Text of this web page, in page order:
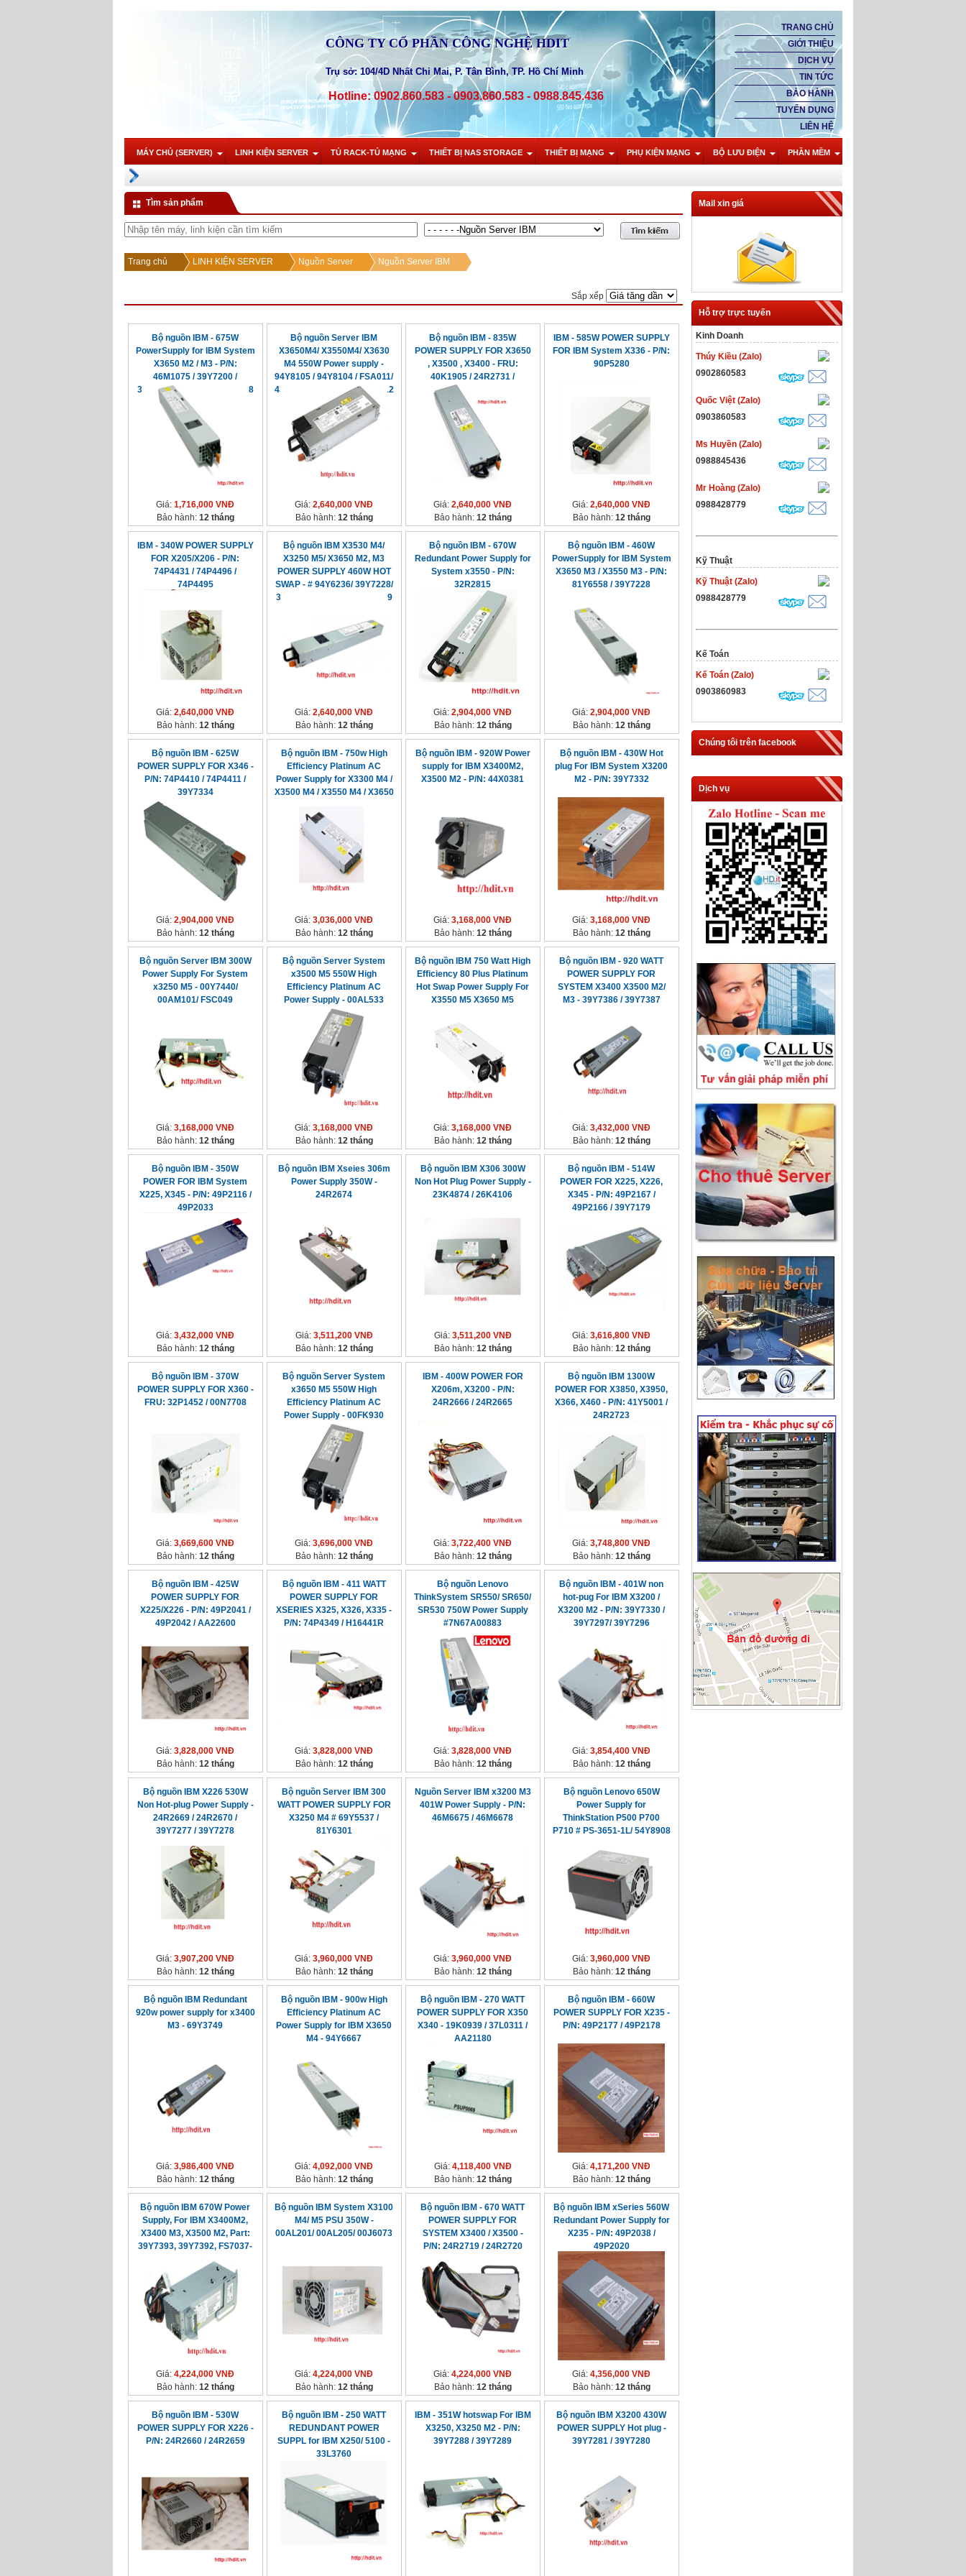
CÔNG TY CỔ PHẦN CÔNG NGHỆ HDIT
Trụ sở: 104/4D Nhất Chi Mai, P. Tân Bình, TP. Hồ Chí Minh
Hotline: 0902.860.583 - 0903.860.583 - 0988.845.436
TRANG CHỦ
GIỚI THIỆU
DỊCH VỤ
TIN TỨC
BẢO HÀNH
TUYỂN DỤNG
LIÊN HỆ
MÁY CHỦ (SERVER) LINH KIỆN SERVER TỦ RACK-TỦ MẠNG THIẾT BỊ NAS STORAGE THIẾT BỊ MẠNG PHỤ KIỆN MẠNG BỘ LƯU ĐIỆN PHẦN MỀM
Tìm sản phẩm
Trang chủ LINH KIỆN SERVER Nguồn Server Nguồn Server IBM
Sắp xếp
Bộ nguồn IBM - 675W
PowerSupply for IBM System
X3650 M2 / M3 - P/N:
46M1075 / 39Y7200 /
39Y7201/ 39Y7216/ 39Y7218
Giá: 1,716,000 VNĐ
Bảo hành: 12 tháng
Bộ nguồn Server IBM
X3650M4/ X3550M4/ X3630
M4 550W Power supply -
94Y8105 / 94Y8104 / FSA011/
43X3312 / 43X3311 / 94Y8112
Giá: 2,640,000 VNĐ
Bảo hành: 12 tháng
Bộ nguồn IBM - 835W
POWER SUPPLY FOR X3650
, X3500 , X3400 - FRU:
40K1905 / 24R2731 /
24R2730
Giá: 2,640,000 VNĐ
Bảo hành: 12 tháng
IBM - 585W POWER SUPPLY
FOR IBM System X336 - P/N:
90P5280
Giá: 2,640,000 VNĐ
Bảo hành: 12 tháng
IBM - 340W POWER SUPPLY
FOR X205/X206 - P/N:
74P4431 / 74P4496 /
74P4495
Giá: 2,640,000 VNĐ
Bảo hành: 12 tháng
Bộ nguồn IBM X3530 M4/
X3250 M5/ X3650 M2, M3
POWER SUPPLY 460W HOT
SWAP - # 94Y6236/ 39Y7228/
39Y7229/ 69Y5938/ 69Y5939
Giá: 2,640,000 VNĐ
Bảo hành: 12 tháng
Bộ nguồn IBM - 670W
Redundant Power Supply for
System x3550 - P/N:
32R2815
Giá: 2,904,000 VNĐ
Bảo hành: 12 tháng
Bộ nguồn IBM - 460W
PowerSupply for IBM System
X3650 M3 / X3550 M3 - P/N:
81Y6558 / 39Y7228
Giá: 2,904,000 VNĐ
Bảo hành: 12 tháng
Bộ nguồn IBM - 625W
POWER SUPPLY FOR X346 -
P/N: 74P4410 / 74P4411 /
39Y7334
Giá: 2,904,000 VNĐ
Bảo hành: 12 tháng
Bộ nguồn IBM - 750w High
Efficiency Platinum AC
Power Supply for X3300 M4 /
X3500 M4 / X3550 M4 / X3650
94Y8071 / 94Y8194 /
94Y8309 / 7001605-J002
Giá: 3,036,000 VNĐ
Bảo hành: 12 tháng
Bộ nguồn IBM - 920W Power
supply for IBM X3400M2,
X3500 M2 - P/N: 44X0381
Giá: 3,168,000 VNĐ
Bảo hành: 12 tháng
Bộ nguồn IBM - 430W Hot
plug For IBM System X3200
M2 - P/N: 39Y7332
Giá: 3,168,000 VNĐ
Bảo hành: 12 tháng
Bộ nguồn Server IBM 300W
Power Supply For System
x3250 M5 - 00Y7440/
00AM101/ FSC049
Giá: 3,168,000 VNĐ
Bảo hành: 12 tháng
Bộ nguồn Server System
x3500 M5 550W High
Efficiency Platinum AC
Power Supply - 00AL533
Giá: 3,168,000 VNĐ
Bảo hành: 12 tháng
Bộ nguồn IBM 750 Watt High
Efficiency 80 Plus Platinum
Hot Swap Power Supply For
X3550 M5 X3650 M5
Giá: 3,168,000 VNĐ
Bảo hành: 12 tháng
Bộ nguồn IBM - 920 WATT
POWER SUPPLY FOR
SYSTEM X3400 X3500 M2/
M3 - 39Y7386 / 39Y7387
Giá: 3,432,000 VNĐ
Bảo hành: 12 tháng
Bộ nguồn IBM - 350W
POWER FOR IBM System
X225, X345 - P/N: 49P2116 /
49P2033
Giá: 3,432,000 VNĐ
Bảo hành: 12 tháng
Bộ nguồn IBM Xseies 306m
Power Supply 350W -
24R2674
Giá: 3,511,200 VNĐ
Bảo hành: 12 tháng
Bộ nguồn IBM X306 300W
Non Hot Plug Power Supply -
23K4874 / 26K4106
Giá: 3,511,200 VNĐ
Bảo hành: 12 tháng
Bộ nguồn IBM - 514W
POWER FOR X225, X226,
X345 - P/N: 49P2167 /
49P2166 / 39Y7179
Giá: 3,616,800 VNĐ
Bảo hành: 12 tháng
Bộ nguồn IBM - 370W
POWER SUPPLY FOR X360 -
FRU: 32P1452 / 00N7708
Giá: 3,669,600 VNĐ
Bảo hành: 12 tháng
Bộ nguồn Server System
x3650 M5 550W High
Efficiency Platinum AC
Power Supply - 00FK930
Giá: 3,696,000 VNĐ
Bảo hành: 12 tháng
IBM - 400W POWER FOR
X206m, X3200 - P/N:
24R2666 / 24R2665
Giá: 3,722,400 VNĐ
Bảo hành: 12 tháng
Bộ nguồn IBM 1300W
POWER FOR X3850, X3950,
X366, X460 - P/N: 41Y5001 /
24R2723
Giá: 3,748,800 VNĐ
Bảo hành: 12 tháng
Bộ nguồn IBM - 425W
POWER SUPPLY FOR
X225/X226 - P/N: 49P2041 /
49P2042 / AA22600
Giá: 3,828,000 VNĐ
Bảo hành: 12 tháng
Bộ nguồn IBM - 411 WATT
POWER SUPPLY FOR
XSERIES X325, X326, X335 -
P/N: 74P4349 / H16441R
Giá: 3,828,000 VNĐ
Bảo hành: 12 tháng
Bộ nguồn Lenovo
ThinkSystem SR550/ SR650/
SR530 750W Power Supply
#7N67A00883
Giá: 3,828,000 VNĐ
Bảo hành: 12 tháng
Bộ nguồn IBM - 401W non
hot-pug For IBM X3200 /
X3200 M2 - P/N: 39Y7330 /
39Y7297/ 39Y7296
Giá: 3,854,400 VNĐ
Bảo hành: 12 tháng
Bộ nguồn IBM X226 530W
Non Hot-plug Power Supply -
24R2669 / 24R2670 /
39Y7277 / 39Y7278
Giá: 3,907,200 VNĐ
Bảo hành: 12 tháng
Bộ nguồn Server IBM 300
WATT POWER SUPPLY FOR
X3250 M4 # 69Y5537 /
81Y6301
Giá: 3,960,000 VNĐ
Bảo hành: 12 tháng
Nguồn Server IBM x3200 M3
401W Power Supply - P/N:
46M6675 / 46M6678
Giá: 3,960,000 VNĐ
Bảo hành: 12 tháng
Bộ nguồn Lenovo 650W
Power Supply for
ThinkStation P500 P700
P710 # PS-3651-1L/ 54Y8908
Giá: 3,960,000 VNĐ
Bảo hành: 12 tháng
Bộ nguồn IBM Redundant
920w power supply for x3400
M3 - 69Y3749
Giá: 3,986,400 VNĐ
Bảo hành: 12 tháng
Bộ nguồn IBM - 900w High
Efficiency Platinum AC
Power Supply for IBM X3650
M4 - 94Y6667
Giá: 4,092,000 VNĐ
Bảo hành: 12 tháng
Bộ nguồn IBM - 270 WATT
POWER SUPPLY FOR X350
X340 - 19K0939 / 37L0311 /
AA21180
Giá: 4,118,400 VNĐ
Bảo hành: 12 tháng
Bộ nguồn IBM - 660W
POWER SUPPLY FOR X235 -
P/N: 49P2177 / 49P2178
Giá: 4,171,200 VNĐ
Bảo hành: 12 tháng
Bộ nguồn IBM 670W Power
Supply, For IBM X3400M2,
X3400 M3, X3500 M2, Part:
39Y7393, 39Y7392, FS7037-
Giá: 4,224,000 VNĐ
Bảo hành: 12 tháng
Bộ nguồn IBM System X3100
M4/ M5 PSU 350W -
00AL201/ 00AL205/ 00J6073
Giá: 4,224,000 VNĐ
Bảo hành: 12 tháng
Bộ nguồn IBM - 670 WATT
POWER SUPPLY FOR
SYSTEM X3400 / X3500 -
P/N: 24R2719 / 24R2720
Giá: 4,224,000 VNĐ
Bảo hành: 12 tháng
Bộ nguồn IBM xSeries 560W
Redundant Power Supply for
X235 - P/N: 49P2038 /
49P2020
Giá: 4,356,000 VNĐ
Bảo hành: 12 tháng
Bộ nguồn IBM - 530W
POWER SUPPLY FOR X226 -
P/N: 24R2660 / 24R2659
Bộ nguồn IBM - 250 WATT
REDUNDANT POWER
SUPPL for IBM X250/ 5100 -
33L3760
IBM - 351W hotswap For IBM
X3250, X3250 M2 - P/N:
39Y7288 / 39Y7289
Bộ nguồn IBM X3200 430W
POWER SUPPLY Hot plug -
39Y7281 / 39Y7280
Mail xin giá
Hỗ trợ trực tuyến
Kinh Doanh
Thúy Kiều (Zalo)
0902860583
Quốc Việt (Zalo)
0903860583
Ms Huyền (Zalo)
0988845436
Mr Hoàng (Zalo)
0988428779
Kỹ Thuật
Kỹ Thuật (Zalo)
0988428779
Kế Toán
Kế Toán (Zalo)
0903860983
Chúng tôi trên facebook
Dịch vụ